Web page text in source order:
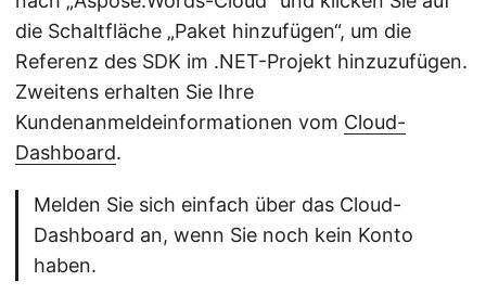
die Schaltfläche „Paket hinzufügen“, um die
Referenz des SDK im .NET-Projekt hinzuzufügen.
Zweitens erhalten Sie Ihre
Kundenanmeldeinformationen vom Cloud-
Dashboard.
Melden Sie sich einfach über das Cloud-
Dashboard an, wenn Sie noch kein Konto
haben.